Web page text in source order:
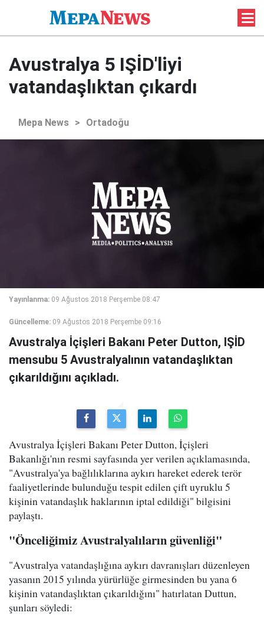
Avustralya 5 IŞİD'liyi
vatandaşlıktan çıkardı
Mepa News > Ortadoğu
Yayınlanma: 09 Ağustos 2018 Perşembe 08:47
Güncelleme: 09 Ağustos 2018 Perşembe 09:16
Avustralya İçişleri Bakanı Peter Dutton, IŞİD
mensubu 5 Avustralyalının vatandaşlıktan
çıkarıldığını açıkladı.
Avustralya İçişleri Bakanı Peter Dutton, İçişleri
Bakanlığı'nın resmi sayfasında yer verilen açıklamasında,
"Avustralya'ya bağlılıklarına aykırı hareket ederek terör
faaliyetlerinde bulunduğu tespit edilen çift uyruklu 5
kişinin vatandaşlık haklarının iptal edildiği" bilgisini
paylaştı.
"Önceliğimiz Avustralyalıların güvenliği"
"Avustralya vatandaşlığına aykırı davranışları düzenleyen
yasanın 2015 yılında yürürlüğe girmesinden bu yana 6
kişinin vatandaşlıktan çıkarıldığını" hatırlatan Duttun,
şunları söyledi: